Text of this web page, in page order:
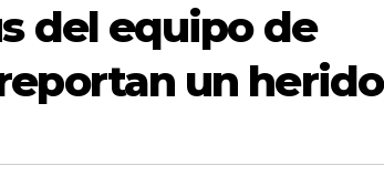
del equipo de
un herido